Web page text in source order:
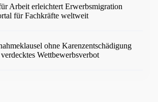
Arbeit erleichtert Erwerbsmigration
für Fachkräfte weltweit
ohne Karenzentschädigung
Wettbewerbsverbot